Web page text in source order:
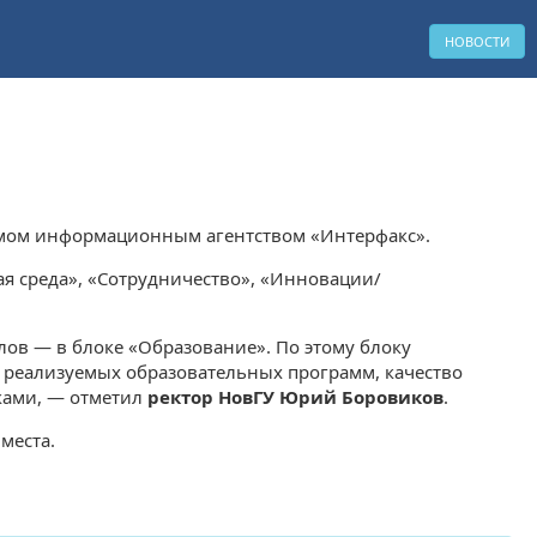
НОВОСТИ
информационным агентством «Интерфакс».
среда», «Сотрудничество», «Инновации/
— в блоке «Образование». По этому блоку
образовательных программ, качество
— отметил ректор НовГУ Юрий Боровиков.